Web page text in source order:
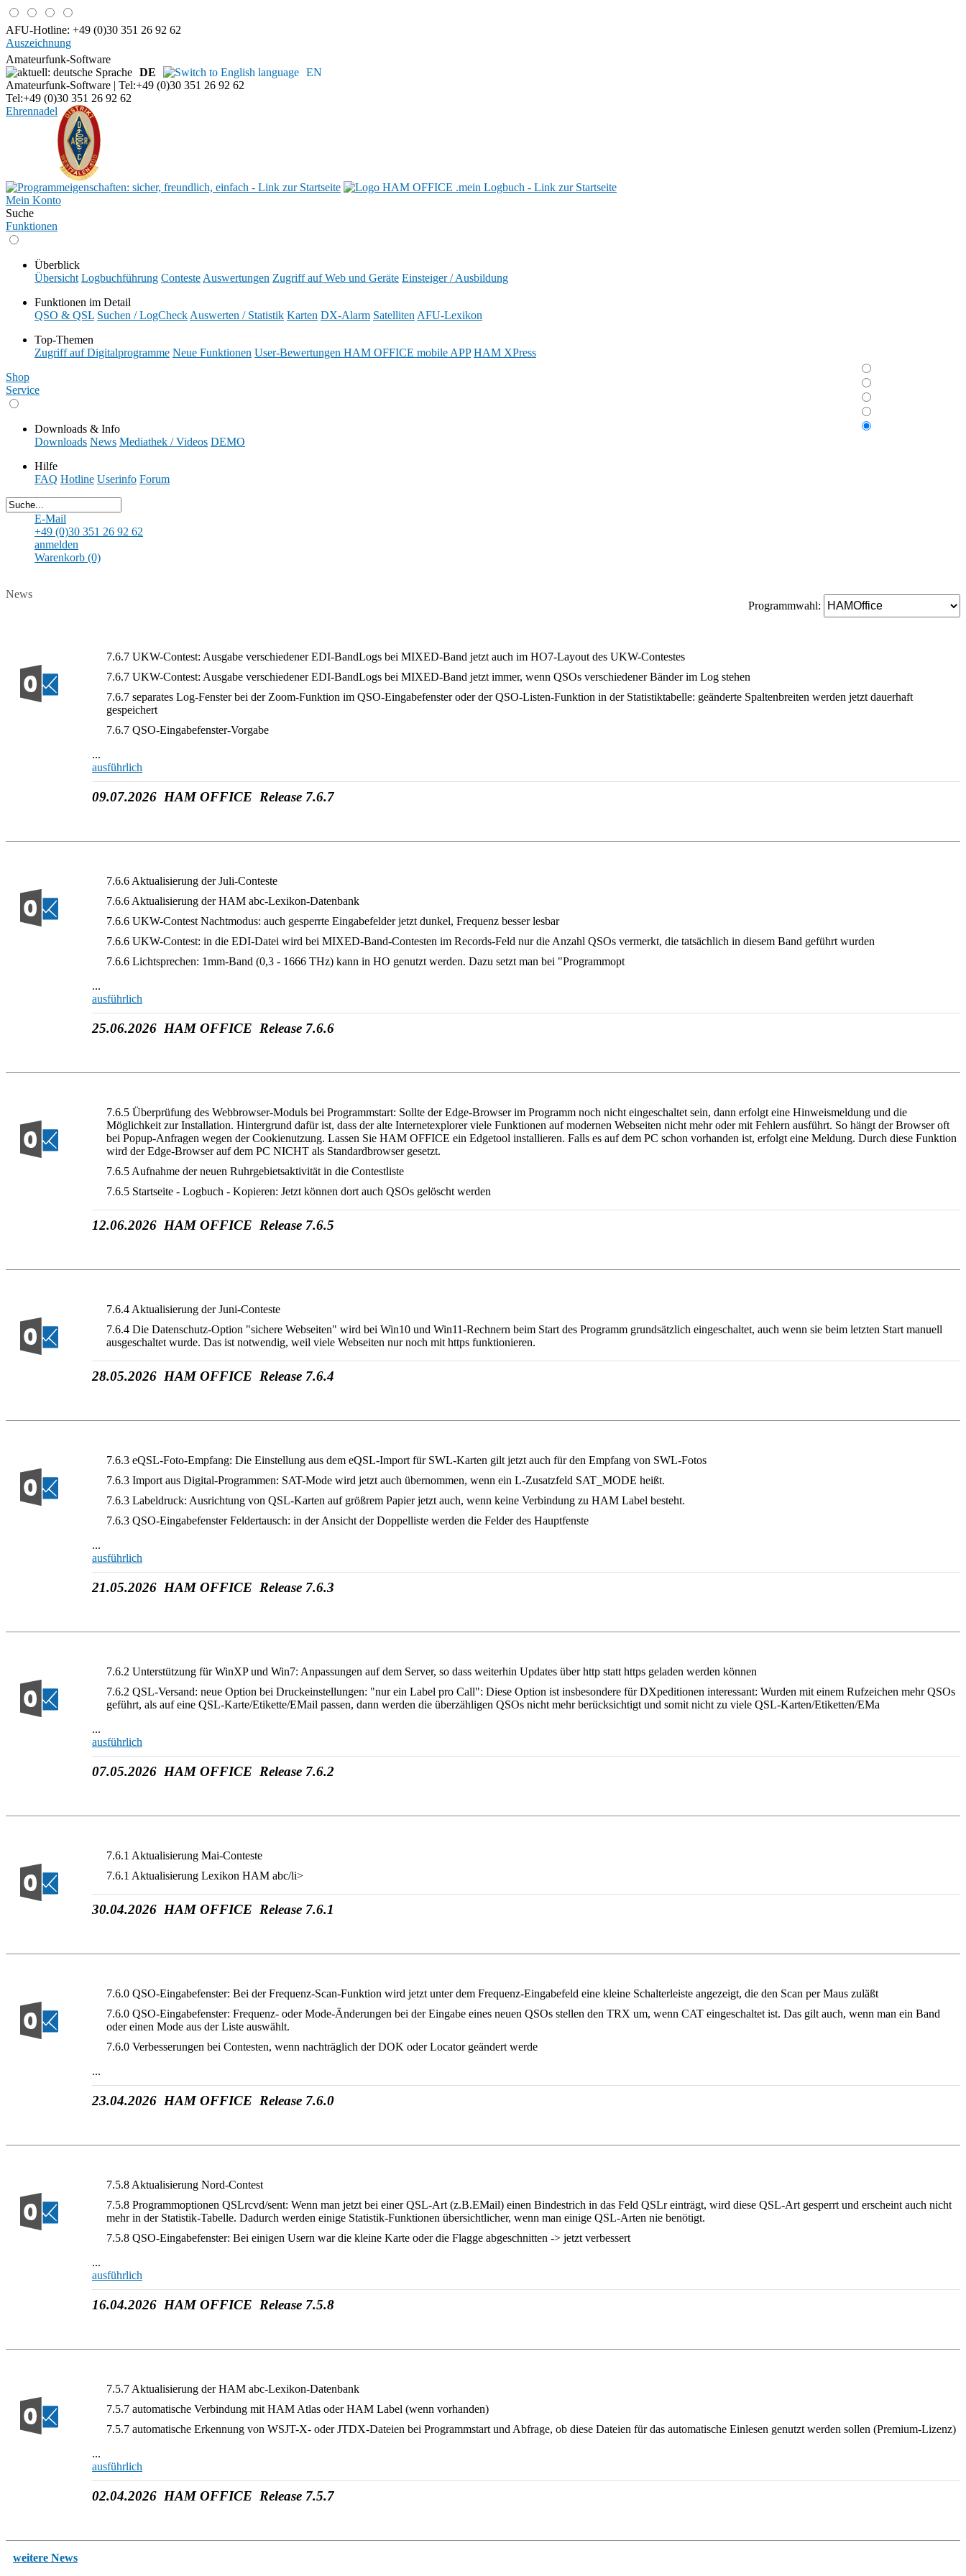
AFU-Hotline: +49 (0)30 351 26 92 62
Auszeichnung
Amateurfunk-Software
DE
EN
Amateurfunk-Software | Tel:+49 (0)30 351 26 92 62
Tel:+49 (0)30 351 26 92 62
Ehrennadel
Mein Konto
Suche
Funktionen
Überblick
Übersicht Logbuchführung Conteste Auswertungen Zugriff auf Web und Geräte Einsteiger / Ausbildung
Funktionen im Detail
QSO & QSL Suchen / LogCheck Auswerten / Statistik Karten DX-Alarm Satelliten AFU-Lexikon
Top-Themen
Zugriff auf Digitalprogramme Neue Funktionen User-Bewertungen HAM OFFICE mobile APP HAM XPress
Shop
Service
Downloads & Info
Downloads News Mediathek / Videos DEMO
Hilfe
FAQ Hotline Userinfo Forum
E-Mail
+49 (0)30 351 26 92 62
anmelden
Warenkorb (0)
News
Programmwahl:
7.6.7 UKW-Contest: Ausgabe verschiedener EDI-BandLogs bei MIXED-Band jetzt auch im HO7-Layout des UKW-Contestes
7.6.7 UKW-Contest: Ausgabe verschiedener EDI-BandLogs bei MIXED-Band jetzt immer, wenn QSOs verschiedener Bänder im Log stehen
7.6.7 separates Log-Fenster bei der Zoom-Funktion im QSO-Eingabefenster oder der QSO-Listen-Funktion in der Statistiktabelle: geänderte Spaltenbreiten werden jetzt dauerhaft
gespeichert
7.6.7 QSO-Eingabefenster-Vorgabe
...
ausführlich
09.07.2026 HAM OFFICE Release 7.6.7
7.6.6 Aktualisierung der Juli-Conteste
7.6.6 Aktualisierung der HAM abc-Lexikon-Datenbank
7.6.6 UKW-Contest Nachtmodus: auch gesperrte Eingabefelder jetzt dunkel, Frequenz besser lesbar
7.6.6 UKW-Contest: in die EDI-Datei wird bei MIXED-Band-Contesten im Records-Feld nur die Anzahl QSOs vermerkt, die tatsächlich in diesem Band geführt wurden
7.6.6 Lichtsprechen: 1mm-Band (0,3 - 1666 THz) kann in HO genutzt werden. Dazu setzt man bei "Programmopt
...
ausführlich
25.06.2026 HAM OFFICE Release 7.6.6
7.6.5 Überprüfung des Webbrowser-Moduls bei Programmstart: Sollte der Edge-Browser im Programm noch nicht eingeschaltet sein, dann erfolgt eine Hinweismeldung und die
Möglichkeit zur Installation. Hintergrund dafür ist, dass der alte Internetexplorer viele Funktionen auf modernen Webseiten nicht mehr oder mit Fehlern ausführt. So hängt der Browser oft
bei Popup-Anfragen wegen der Cookienutzung. Lassen Sie HAM OFFICE ein Edgetool installieren. Falls es auf dem PC schon vorhanden ist, erfolgt eine Meldung. Durch diese Funktion
wird der Edge-Browser auf dem PC NICHT als Standardbrowser gesetzt.
7.6.5 Aufnahme der neuen Ruhrgebietsaktivität in die Contestliste
7.6.5 Startseite - Logbuch - Kopieren: Jetzt können dort auch QSOs gelöscht werden
12.06.2026 HAM OFFICE Release 7.6.5
7.6.4 Aktualisierung der Juni-Conteste
7.6.4 Die Datenschutz-Option "sichere Webseiten" wird bei Win10 und Win11-Rechnern beim Start des Programm grundsätzlich eingeschaltet, auch wenn sie beim letzten Start manuell
ausgeschaltet wurde. Das ist notwendig, weil viele Webseiten nur noch mit https funktionieren.
28.05.2026 HAM OFFICE Release 7.6.4
7.6.3 eQSL-Foto-Empfang: Die Einstellung aus dem eQSL-Import für SWL-Karten gilt jetzt auch für den Empfang von SWL-Fotos
7.6.3 Import aus Digital-Programmen: SAT-Mode wird jetzt auch übernommen, wenn ein L-Zusatzfeld SAT_MODE heißt.
7.6.3 Labeldruck: Ausrichtung von QSL-Karten auf größrem Papier jetzt auch, wenn keine Verbindung zu HAM Label besteht.
7.6.3 QSO-Eingabefenster Feldertausch: in der Ansicht der Doppelliste werden die Felder des Hauptfenste
...
ausführlich
21.05.2026 HAM OFFICE Release 7.6.3
7.6.2 Unterstützung für WinXP und Win7: Anpassungen auf dem Server, so dass weiterhin Updates über http statt https geladen werden können
7.6.2 QSL-Versand: neue Option bei Druckeinstellungen: "nur ein Label pro Call": Diese Option ist insbesondere für DXpeditionen interessant: Wurden mit einem Rufzeichen mehr QSOs
geführt, als auf eine QSL-Karte/Etikette/EMail passen, dann werden die überzähligen QSOs nicht mehr berücksichtigt und somit nicht zu viele QSL-Karten/Etiketten/EMa
...
ausführlich
07.05.2026 HAM OFFICE Release 7.6.2
7.6.1 Aktualisierung Mai-Conteste
7.6.1 Aktualisierung Lexikon HAM abc/li>
30.04.2026 HAM OFFICE Release 7.6.1
7.6.0 QSO-Eingabefenster: Bei der Frequenz-Scan-Funktion wird jetzt unter dem Frequenz-Eingabefeld eine kleine Schalterleiste angezeigt, die den Scan per Maus zuläßt
7.6.0 QSO-Eingabefenster: Frequenz- oder Mode-Änderungen bei der Eingabe eines neuen QSOs stellen den TRX um, wenn CAT eingeschaltet ist. Das gilt auch, wenn man ein Band
oder einen Mode aus der Liste auswählt.
7.6.0 Verbesserungen bei Contesten, wenn nachträglich der DOK oder Locator geändert werde
...
23.04.2026 HAM OFFICE Release 7.6.0
7.5.8 Aktualisierung Nord-Contest
7.5.8 Programmoptionen QSLrcvd/sent: Wenn man jetzt bei einer QSL-Art (z.B.EMail) einen Bindestrich in das Feld QSLr einträgt, wird diese QSL-Art gesperrt und erscheint auch nicht
mehr in der Statistik-Tabelle. Dadurch werden einige Statistik-Funktionen übersichtlicher, wenn man einige QSL-Arten nie benötigt.
7.5.8 QSO-Eingabefenster: Bei einigen Usern war die kleine Karte oder die Flagge abgeschnitten -> jetzt verbessert
...
ausführlich
16.04.2026 HAM OFFICE Release 7.5.8
7.5.7 Aktualisierung der HAM abc-Lexikon-Datenbank
7.5.7 automatische Verbindung mit HAM Atlas oder HAM Label (wenn vorhanden)
7.5.7 automatische Erkennung von WSJT-X- oder JTDX-Dateien bei Programmstart und Abfrage, ob diese Dateien für das automatische Einlesen genutzt werden sollen (Premium-Lizenz)
...
ausführlich
02.04.2026 HAM OFFICE Release 7.5.7
weitere News